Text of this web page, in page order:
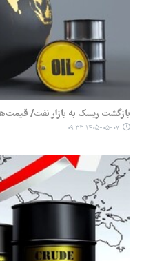
بازگشت ریسک به بازار نفت/ قیمت‌ها بیش از ۴.۵
۱۴۰۵-۰۵-۰۷ ۰۹:۳۳